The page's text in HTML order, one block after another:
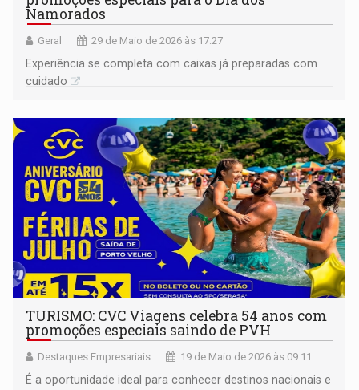
Namorados
Geral 29 de Maio de 2026 às 17:27
Experiência se completa com caixas já preparadas com
cuidado
TURISMO: CVC Viagens celebra 54 anos com
promoções especiais saindo de PVH
Destaques Empresariais 19 de Maio de 2026 às 09:11
É a oportunidade ideal para conhecer destinos nacionais e